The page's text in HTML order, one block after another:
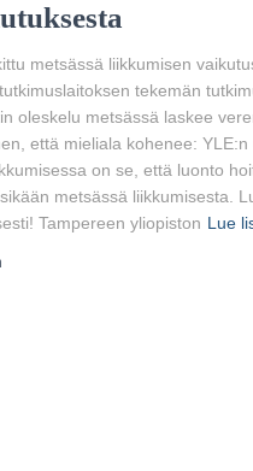
metsässä liikkumisen
tekemän
oleskelu metsässä laskee
että mieliala kohenee: YLE:n
on se, että luonto
metsässä liikkumisesta.
Tampereen yliopiston Lue